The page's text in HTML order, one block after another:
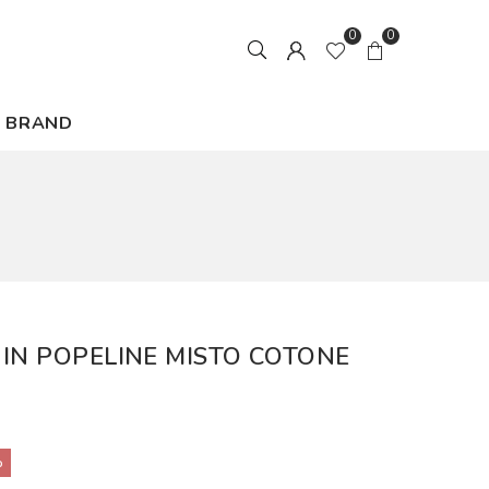
0 0
BRAND
POPELINE MISTO COTONE